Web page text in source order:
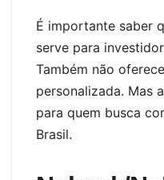
É importante saber
serve para
Também não
personalizada. Mas
para quem busca
Brasil.